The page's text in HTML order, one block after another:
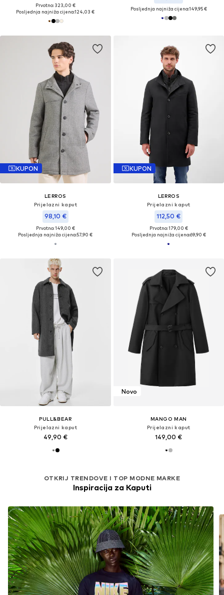
Prvotno: 323,00 €
Posljednja najniža cijena:124,03 €
Posljednja najniža cijena:149,95 €
KUPON
LERROS
Prijelazni kaput
98,10 €
Prvotno: 149,00 €
Posljednja najniža cijena:57,90 €
KUPON
LERROS
Prijelazni kaput
112,50 €
Prvotno: 179,00 €
Posljednja najniža cijena:69,90 €
PULL&BEAR
Prijelazni kaput
49,90 €
Novo
MANGO MAN
Prijelazni kaput
149,00 €
OTKRIJ TRENDOVE I TOP MODNE MARKE
Inspiracija za Kaputi